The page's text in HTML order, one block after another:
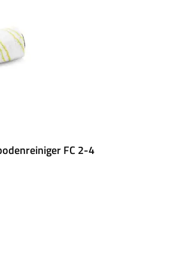
FC 2-4